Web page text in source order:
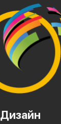
Дизайн